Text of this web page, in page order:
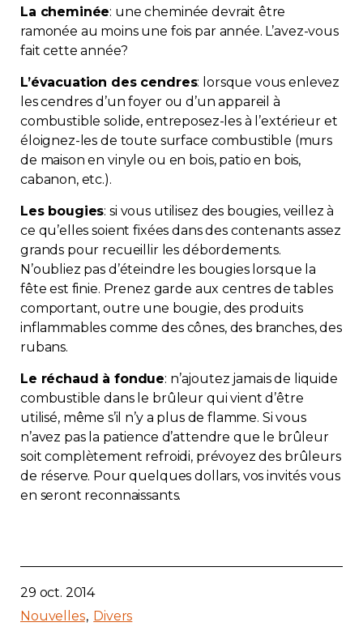
La cheminée: une cheminée devrait être
ramonée au moins une fois par année. L’avez-vous
fait cette année?
L’évacuation des cendres: lorsque vous enlevez
les cendres d’un foyer ou d’un appareil à
combustible solide, entreposez-les à l’extérieur et
éloignez-les de toute surface combustible (murs
de maison en vinyle ou en bois, patio en bois,
cabanon, etc.).
Les bougies: si vous utilisez des bougies, veillez à
ce qu’elles soient fixées dans des contenants assez
grands pour recueillir les débordements.
N’oubliez pas d’éteindre les bougies lorsque la
fête est finie. Prenez garde aux centres de tables
comportant, outre une bougie, des produits
inflammables comme des cônes, des branches, des
rubans.
Le réchaud à fondue: n’ajoutez jamais de liquide
combustible dans le brûleur qui vient d’être
utilisé, même s’il n’y a plus de flamme. Si vous
n’avez pas la patience d’attendre que le brûleur
soit complètement refroidi, prévoyez des brûleurs
de réserve. Pour quelques dollars, vos invités vous
en seront reconnaissants.
29 oct. 2014
Nouvelles Divers